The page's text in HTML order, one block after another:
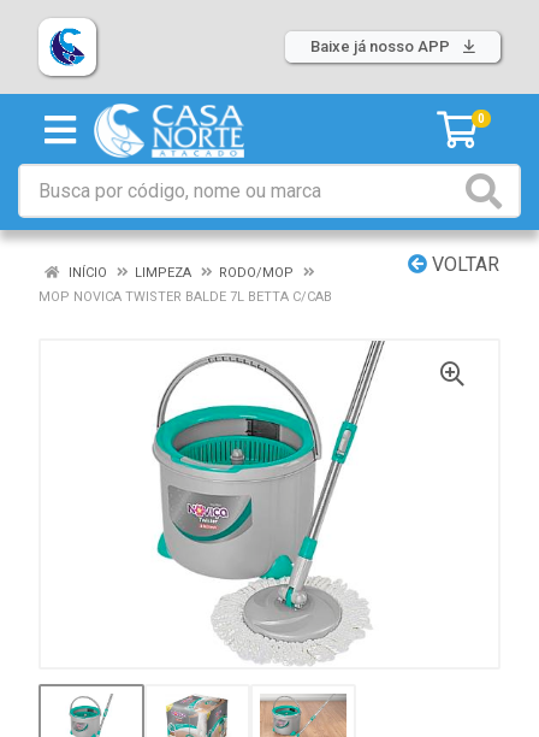
Baixe já nosso APP
0
VOLTAR
INÍCIO LIMPEZA
RODO/MOP
MOP NOVICA TWISTER BALDE 7L BETTA C/CAB